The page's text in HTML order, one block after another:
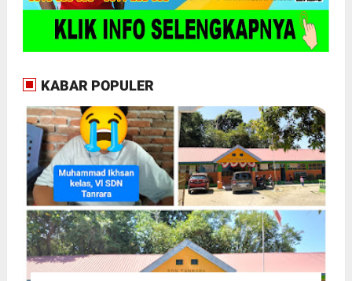
KABAR POPULER